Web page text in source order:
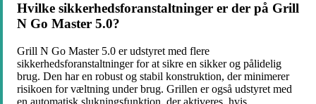
Hvilke sikkerhedsforanstaltninger er der på Grill
N Go Master 5.0?
Grill N Go Master 5.0 er udstyret med flere
sikkerhedsforanstaltninger for at sikre en sikker og pålidelig
brug. Den har en robust og stabil konstruktion, der minimerer
risikoen for væltning under brug. Grillen er også udstyret med
en automatisk slukningsfunktion, der aktiveres, hvis